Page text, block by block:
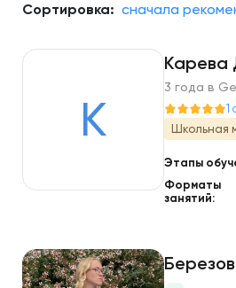
Сортировка: сначала
К
Карева
3 года в
1
Школьная
Этапы
Форматы
занятий: